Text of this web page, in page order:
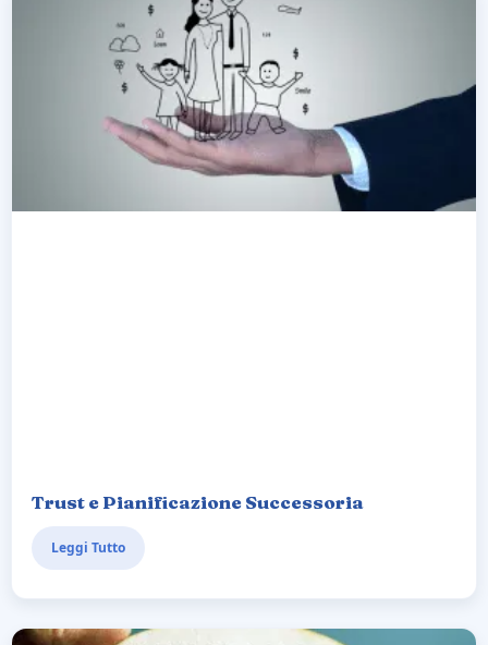
Trust e Pianificazione Successoria
Leggi Tutto